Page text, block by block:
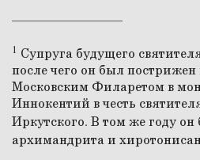
1 Супруга будущего
после чего он был
Московским Филаретом в
Иннокентий в честь
Иркутского. В том же году он
архимандрита и